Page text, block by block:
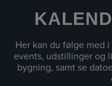
Her kan du følge med
events, udstillinger og
bygning, samt se